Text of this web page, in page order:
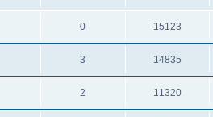
0 15123
3 14835
2 11320